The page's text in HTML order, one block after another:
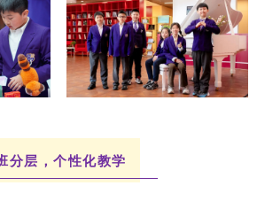
分层，个性化教学